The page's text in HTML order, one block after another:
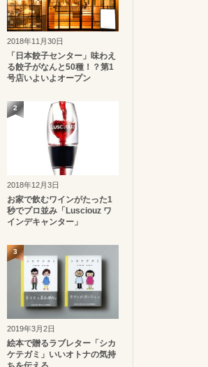
2018年11月30日
「日本餃子センター」味わえ
る餃子がなんと50種！？第1
号店いよいよオープン
2018年12月3日
お家で飲むワインがたった1
秒でプロ並み「Lusciouz ワ
インデキャンター」
2
2019年3月2日
絵本で贈るラブレター「シカ
ケテガミ」いいオトナの気持
3